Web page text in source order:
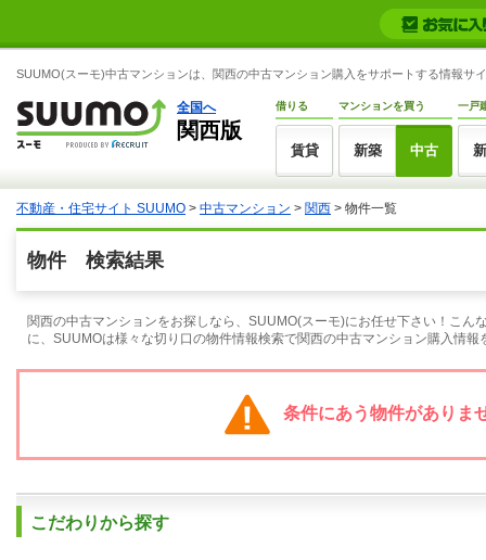
SUUMO(スーモ)中古マンションは、関西の中古マンション購入をサポートする情報サ
全国へ
関西版
借りる
賃貸
マンションを買う
新築 中古
一戸
不動産・住宅サイト SUUMO > 中古マンション > 関西 > 物件一覧
物件 検索結果
関西の中古マンションをお探しなら、SUUMO(スーモ)にお任せ下さい！こ
に、SUUMOは様々な切り口の物件情報検索で関西の中古マンション購入情報
条件にあう物件がありま
こだわりから探す